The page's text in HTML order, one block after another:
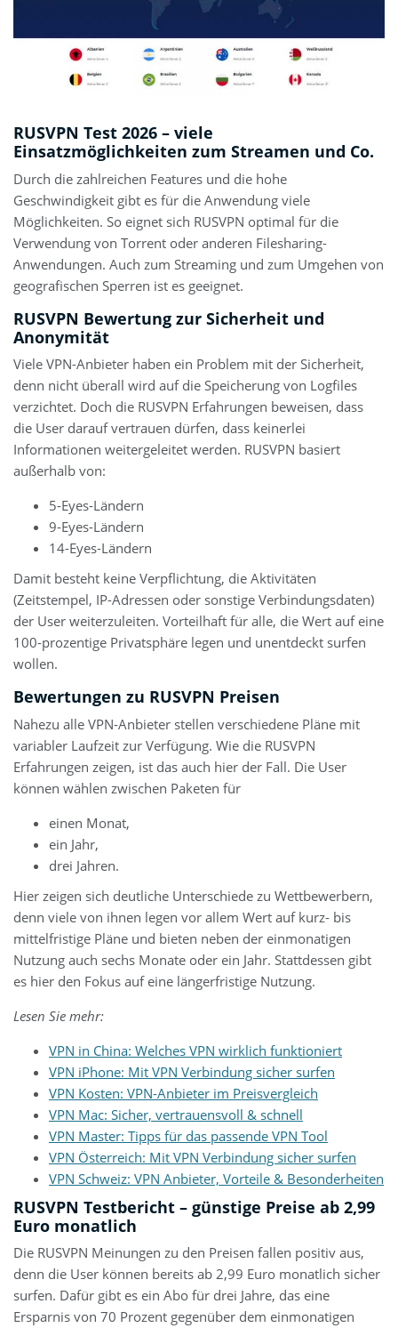
RUSVPN Test 2026 – viele
Einsatzmöglichkeiten zum Streamen und Co.
Durch die zahlreichen Features und die hohe
Geschwindigkeit gibt es für die Anwendung viele
Möglichkeiten. So eignet sich RUSVPN optimal für die
Verwendung von Torrent oder anderen Filesharing-
Anwendungen. Auch zum Streaming und zum Umgehen von
geografischen Sperren ist es geeignet.
RUSVPN Bewertung zur Sicherheit und
Anonymität
Viele VPN-Anbieter haben ein Problem mit der Sicherheit,
denn nicht überall wird auf die Speicherung von Logfiles
verzichtet. Doch die RUSVPN Erfahrungen beweisen, dass
die User darauf vertrauen dürfen, dass keinerlei
Informationen weitergeleitet werden. RUSVPN basiert
außerhalb von:
5-Eyes-Ländern
9-Eyes-Ländern
14-Eyes-Ländern
Damit besteht keine Verpflichtung, die Aktivitäten
(Zeitstempel, IP-Adressen oder sonstige Verbindungsdaten)
der User weiterzuleiten. Vorteilhaft für alle, die Wert auf eine
100-prozentige Privatsphäre legen und unentdeckt surfen
wollen.
Bewertungen zu RUSVPN Preisen
Nahezu alle VPN-Anbieter stellen verschiedene Pläne mit
variabler Laufzeit zur Verfügung. Wie die RUSVPN
Erfahrungen zeigen, ist das auch hier der Fall. Die User
können wählen zwischen Paketen für
einen Monat,
ein Jahr,
drei Jahren.
Hier zeigen sich deutliche Unterschiede zu Wettbewerbern,
denn viele von ihnen legen vor allem Wert auf kurz- bis
mittelfristige Pläne und bieten neben der einmonatigen
Nutzung auch sechs Monate oder ein Jahr. Stattdessen gibt
es hier den Fokus auf eine längerfristige Nutzung.
Lesen Sie mehr:
VPN in China: Welches VPN wirklich funktioniert
VPN iPhone: Mit VPN Verbindung sicher surfen
VPN Kosten: VPN-Anbieter im Preisvergleich
VPN Mac: Sicher, vertrauensvoll & schnell
VPN Master: Tipps für das passende VPN Tool
VPN Österreich: Mit VPN Verbindung sicher surfen
VPN Schweiz: VPN Anbieter, Vorteile & Besonderheiten
RUSVPN Testbericht – günstige Preise ab 2,99
Euro monatlich
Die RUSVPN Meinungen zu den Preisen fallen positiv aus,
denn die User können bereits ab 2,99 Euro monatlich sicher
surfen. Dafür gibt es ein Abo für drei Jahre, das eine
Ersparnis von 70 Prozent gegenüber dem einmonatigen